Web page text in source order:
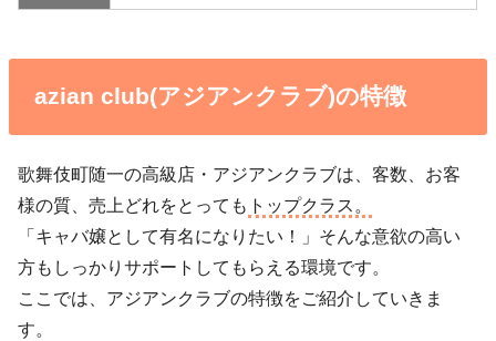
azian club(アジアンクラブ)の特徴
歌舞伎町随一の高級店・アジアンクラブは、客数、お客
様の質、売上どれをとっても トップクラス。
「キャバ嬢として有名になりたい！」そんな意欲の高い
方もしっかりサポートしてもらえる環境です。
ここでは、アジアンクラブの特徴をご紹介していきま
す。